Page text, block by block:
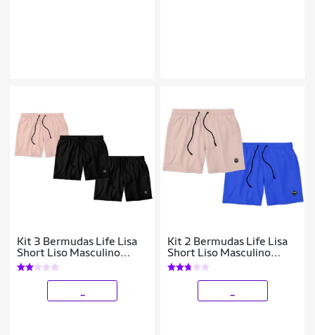
Kit 3 Bermudas Life Lisa
Short Liso Masculino
Básico Mauricinho Tactel
- Rosa+Preto
Kit 2 Bermudas Life Lisa
Short Liso Masculino
Básico Mauricinho Tactel